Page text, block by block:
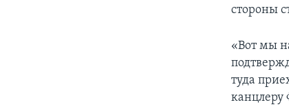
стороны
«Вот мы
туда
канцлеру